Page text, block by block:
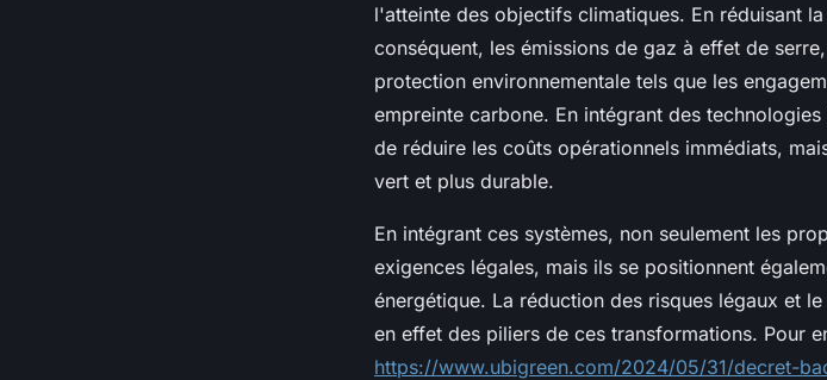
l'atteinte des objectifs climatiques. En réduisant
conséquent, les émissions de gaz à effet de
protection environnementale tels que les
empreinte carbone. En intégrant des
de réduire les coûts opérationnels immédiats,
vert et plus durable.
En intégrant ces systèmes, non seulement les
exigences légales, mais ils se positionnent
énergétique. La réduction des risques légaux et
en effet des piliers de ces transformations. Pour
https://www.ubigreen.com/2024/05/31/decret-